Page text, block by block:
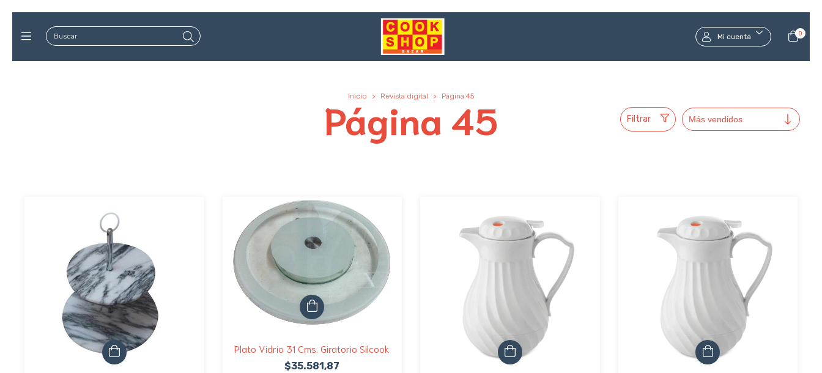
Mi cuenta 0
Inicio > Revista digital > Página 45
Página 45 Filtrar
Plato Vidrio 31 Cms. Giratorio Silcook
$35.581,87